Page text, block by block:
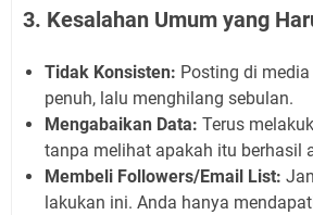
3. Kesalahan Umum yang
Tidak Konsisten: Posting di
penuh, lalu menghilang sebulan.
Mengabaikan Data: Terus
tanpa melihat apakah itu berhasil
Membeli Followers/Email List:
lakukan ini. Anda hanya